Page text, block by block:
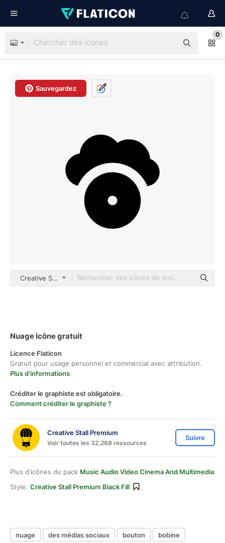
0
Sauvegardez
Creative Stall Premium black fill
Nuage Icône gratuit
Licence Flaticon
Gratuit pour usage personnel et commercial avec attribution.
Plus d'informations
Créditer le graphiste est obligatoire.
Comment créditer le graphiste ?
Creative Stall Premium
Voir toutes les 32,268 ressources
Suivre
Plus d'icônes du pack Music Audio Video Cinema And Multimedia
Style: Creative Stall Premium Black Fill
nuage des médias sociaux bouton
bobine